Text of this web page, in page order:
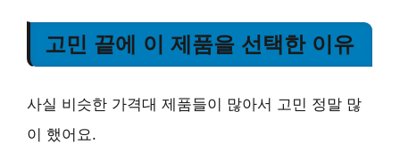
고민 끝에 이 제품을 선택한 이유
사실 비슷한 가격대 제품들이 많아서 고민 정말 많
이 했어요.